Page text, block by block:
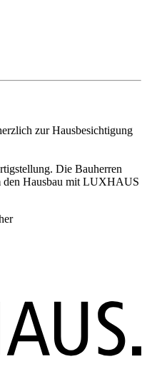
zur Hausbesichtigung
Die Bauherren
den Hausbau mit LUXHAUS